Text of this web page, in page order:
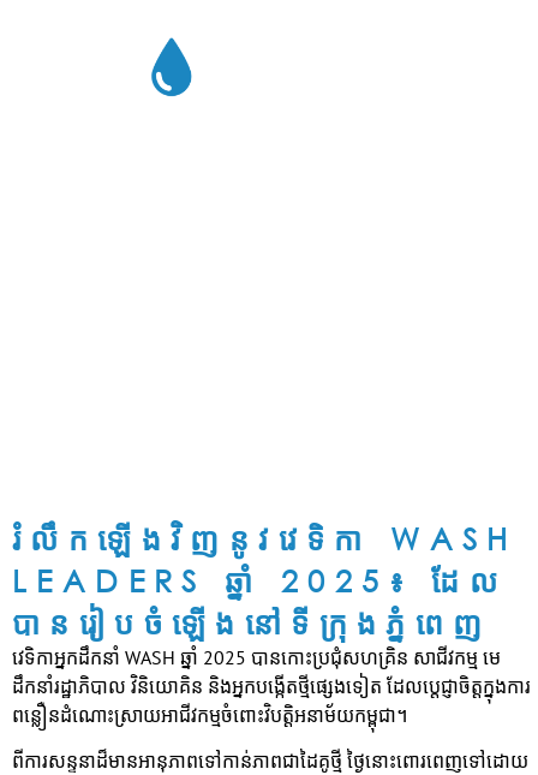
រំលឹកឡើងវិញនូវវេទិកា WASH
LEADERS ឆ្នាំ 2025៖ ដែល
បានរៀបចំឡើងនៅទីក្រុងភ្នំពេញ
វេទិកាអ្នកដឹកនាំ WASH ឆ្នាំ 2025 បានកោះប្រជុំសហគ្រិន សាជីវកម្ម មេ
ដឹកនាំរដ្ឋាភិបាល វិនិយោគិន និងអ្នកបង្កើតថ្មីផ្សេងទៀត ដែលប្តេជ្ញាចិត្តក្នុងការ
ពន្លឿនដំណោះស្រាយអាជីវកម្មចំពោះវិបត្តិអនាម័យកម្ពុជា។
ពីការសន្ទនាដ៏មានអានុភាពទៅកាន់ភាពជាដៃគូថ្មី ថ្ងៃនោះពោរពេញទៅដោយ